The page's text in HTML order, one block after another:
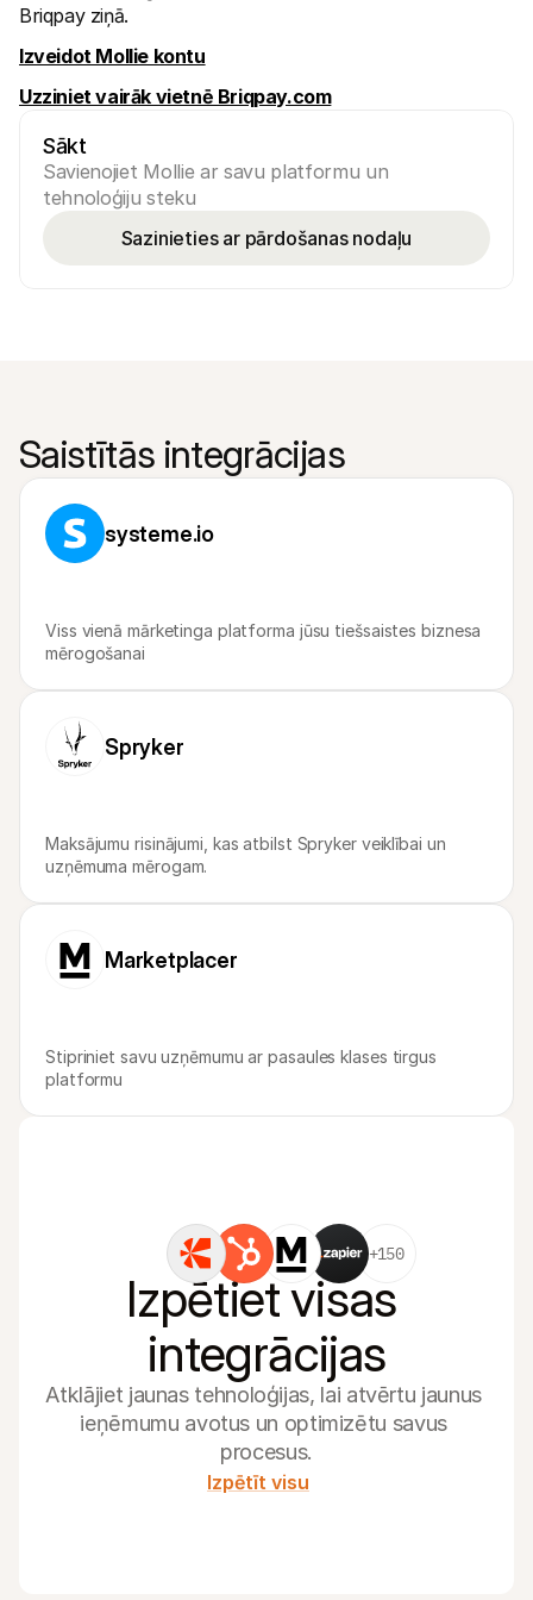
Briqpay ziņā.
Izveidot Mollie kontu
Uzziniet vairāk vietnē Briqpay.com
Sākt
Savienojiet Mollie ar savu platformu un
tehnoloģiju steku
Sazinieties ar pārdošanas nodaļu
Saistītās integrācijas
systeme.io
Viss vienā mārketinga platforma jūsu tiešsaistes biznesa
mērogošanai
Spryker
Maksājumu risinājumi, kas atbilst Spryker veiklībai un
uzņēmuma mērogam.
Marketplacer
Stipriniet savu uzņēmumu ar pasaules klases tirgus
platformu
+150
Izpētiet visas
integrācijas
Atklājiet jaunas tehnoloģijas, lai atvērtu jaunus
ieņēmumu avotus un optimizētu savus
procesus.
Izpētīt visu